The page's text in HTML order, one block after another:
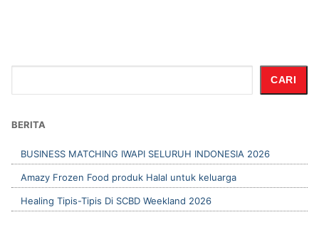
CARI
BERITA
BUSINESS MATCHING IWAPI SELURUH INDONESIA 2026
Amazy Frozen Food produk Halal untuk keluarga
Healing Tipis-Tipis Di SCBD Weekland 2026